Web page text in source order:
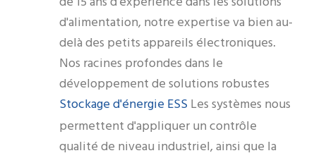
d'alimentation, notre expertise va bien au-
delà des petits appareils électroniques.
Nos racines profondes dans le
développement de solutions robustes
Stockage d'énergie ESS Les systèmes nous
permettent d'appliquer un contrôle
qualité de niveau industriel, ainsi que la